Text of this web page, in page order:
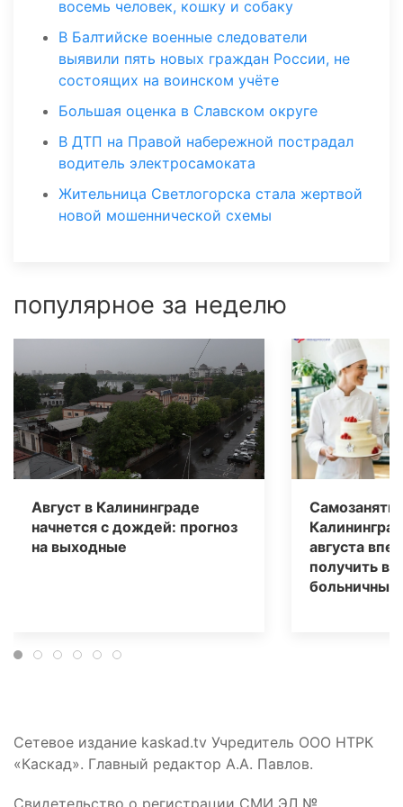
восемь человек, кошку и собаку
В Балтийске военные следователи
выявили пять новых граждан России, не
состоящих на воинском учёте
Большая оценка в Славском округе
В ДТП на Правой набережной пострадал
водитель электросамоката
Жительница Светлогорска стала жертвой
новой мошеннической схемы
популярное за неделю
Август в Калининграде
начнется с дождей: прогноз
на выходные
августа
получить
больничным
Сетевое издание kaskad.tv Учредитель ООО НТРК
«Каскад». Главный редактор А.А. Павлов.